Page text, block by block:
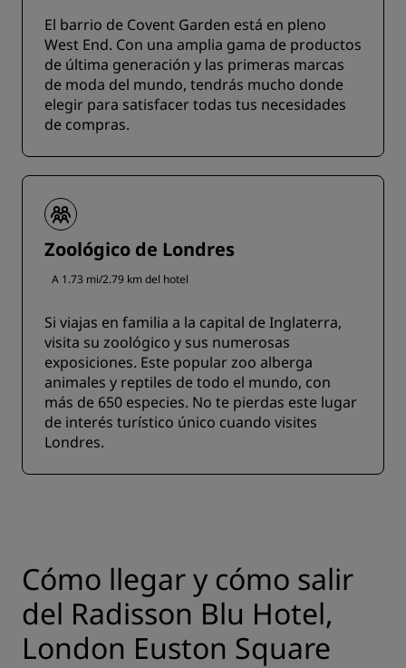
El barrio de Covent Garden está en pleno
West End. Con una amplia gama de productos
de última generación y las primeras marcas
de moda del mundo, tendrás mucho donde
elegir para satisfacer todas tus necesidades
de compras.
Zoológico de Londres
A 1.73 mi/2.79 km del hotel
Si viajas en familia a la capital de Inglaterra,
visita su zoológico y sus numerosas
exposiciones. Este popular zoo alberga
animales y reptiles de todo el mundo, con
más de 650 especies. No te pierdas este lugar
de interés turístico único cuando visites
Londres.
Cómo llegar y cómo salir
del Radisson Blu Hotel,
London Euston Square